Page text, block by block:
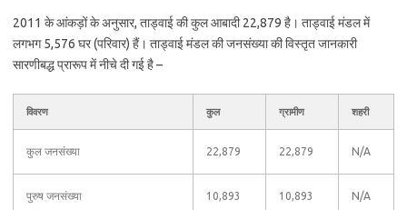
2011 के आंकड़ों के अनुसार, ताड्वाई की कुल आबादी 22,879 है। ताड्वाई मंडल में
लगभग 5,576 घर (परिवार) हैं। ताड्वाई मंडल की जनसंख्या की विस्तृत जानकारी
सारणीबद्ध प्रारूप में नीचे दी गई है –
विवरण कुल ग्रामीण शहरी
कुल जनसंख्या 22,879 22,879 N/A
पुरुष जनसंख्या 10,893 10,893 N/A